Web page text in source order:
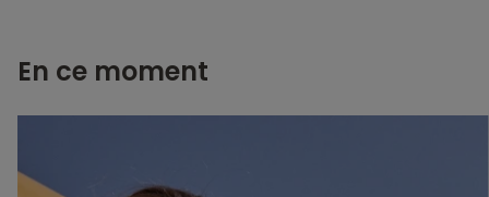
En ce moment